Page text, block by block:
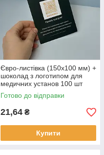
Євро-листівка (150х100 мм) +
шоколад з логотипом для
медичних установ 100 шт
Готово до відправки
21,64 ₴
Купити